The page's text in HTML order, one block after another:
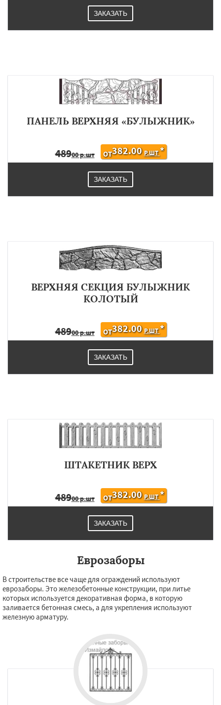
ЗАКАЗАТЬ
ПАНЕЛЬ ВЕРХНЯЯ «БУЛЫЖНИК»
48900 р.шт ОТ382.00 Р.ШТ*
ЗАКАЗАТЬ
ВЕРХНЯЯ СЕКЦИЯ БУЛЫЖНИК
КОЛОТЫЙ
48900 р.шт ОТ382.00 Р.ШТ*
ЗАКАЗАТЬ
ШТАКЕТНИК ВЕРХ
48900 р.шт ОТ382.00 Р.ШТ*
ЗАКАЗАТЬ
Еврозаборы
В строительстве все чаще для ограждений используют
еврозаборы. Это железобетонные конструкции, при литье
которых используется декоративная форма, в которую
заливается бетонная смесь, а для укрепления используют
железную арматуру.